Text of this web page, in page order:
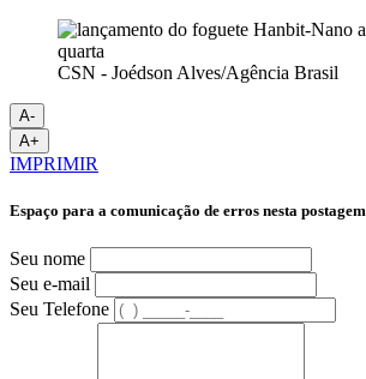
CSN - Joédson Alves/Agência Brasil
A-
A+
IMPRIMIR
Espaço para a comunicação de erros nesta postagem
Seu nome
Seu e-mail
Seu Telefone